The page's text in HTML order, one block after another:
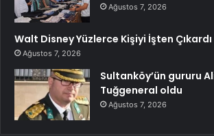
Ağustos 7, 2026
Walt Disney Yüzlerce Kişiyi İşten Çıkardı
Ağustos 7, 2026
Sultanköy’ün gururu
Tuğgeneral oldu
Ağustos 7, 2026